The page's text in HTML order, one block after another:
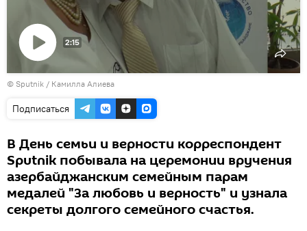
Воспроизвести
видео
2:15
© Sputnik / Камилла Алиева
Подписаться
В День семьи и верности корреспондент
Sputnik побывала на церемонии вручения
азербайджанским семейным парам
медалей "За любовь и верность" и узнала
секреты долгого семейного счастья.